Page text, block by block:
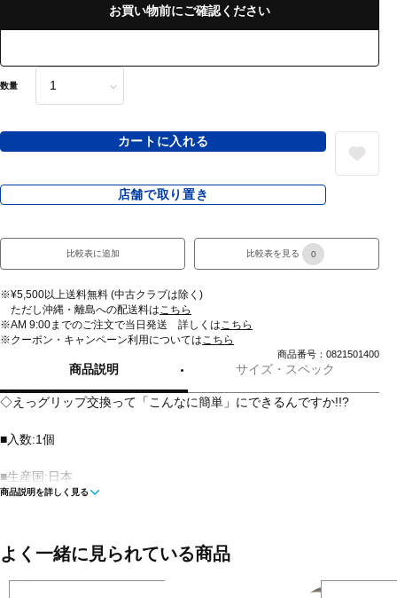
お買い物前にご確認ください
数量
カートに入れる
店舗で取り置き
比較表に追加 比較表を見る 0
※¥5,500以上送料無料 (中古クラブは除く)
ただし沖縄・離島への配送料はこちら
※AM 9:00までのご注文で当日発送 詳しくはこちら
※クーポン・キャンペーン利用についてはこちら
商品番号：0821501400
商品説明 サイズ・スペック
◇えっグリップ交換って「こんなに簡単」にできるんですか!!?
■入数:1個
■生産国:日本
商品説明を詳しく見る
よく一緒に見られている商品